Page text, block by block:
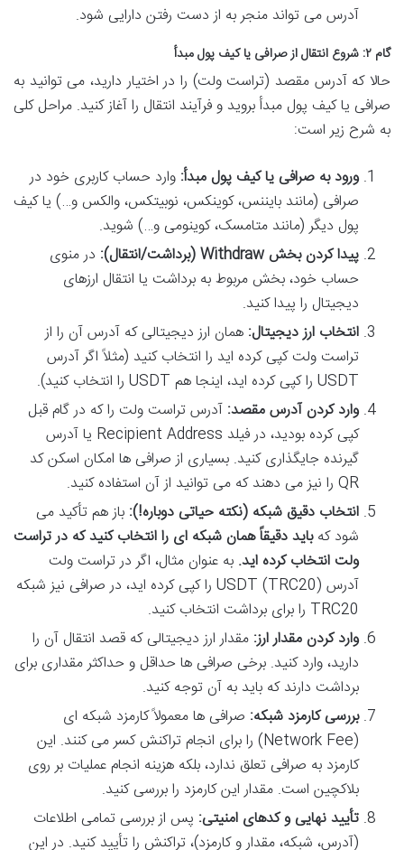
آدرس می تواند منجر به از دست رفتن دارایی شود.
گام ۲: شروع انتقال از صرافی یا کیف پول مبدأ
حالا که آدرس مقصد (تراست ولت) را در اختیار دارید، می توانید به
صرافی یا کیف پول مبدأ بروید و فرآیند انتقال را آغاز کنید. مراحل کلی
به شرح زیر است:
ورود به صرافی یا کیف پول مبدأ: وارد حساب کاربری خود در
صرافی (مانند بایننس، کوینکس، نوبیتکس، والکس و…) یا کیف
پول دیگر (مانند متامسک، کوینومی و…) شوید.
پیدا کردن بخش Withdraw (برداشت/انتقال):
در منوی
حساب خود، بخش مربوط به برداشت یا انتقال ارزهای
دیجیتال را پیدا کنید.
انتخاب ارز دیجیتال: همان ارز دیجیتالی که آدرس آن را از
تراست ولت کپی کرده اید را انتخاب کنید (مثلاً اگر آدرس
USDT را کپی کرده اید، اینجا هم USDT را انتخاب کنید).
وارد کردن آدرس مقصد: آدرس تراست ولت را که در گام قبل
کپی کرده بودید، در فیلد Recipient Address یا آدرس
گیرنده جایگذاری کنید. بسیاری از صرافی ها امکان اسکن کد
QR را نیز می دهند که می توانید از آن استفاده کنید.
انتخاب دقیق شبکه (نکته حیاتی دوباره!): باز هم تأکید می
شود کهباید دقیقاً همان شبکه ای را انتخاب کنید که در تراست
ولت انتخاب کرده اید. به عنوان مثال، اگر در تراست ولت
آدرس USDT (TRC20) را کپی کرده اید، در صرافی نیز شبکه
TRC20 را برای برداشت انتخاب کنید.
وارد کردن مقدار ارز: مقدار ارز دیجیتالی که قصد انتقال آن را
دارید، وارد کنید. برخی صرافی ها حداقل و حداکثر مقداری برای
برداشت دارند که باید به آن توجه کنید.
بررسی کارمزد شبکه: صرافی ها معمولاً کارمزد شبکه ای
(Network Fee) را برای انجام تراکنش کسر می کنند. این
کارمزد به صرافی تعلق ندارد، بلکه هزینه انجام عملیات بر روی
بلاکچین است. مقدار این کارمزد را بررسی کنید.
تأیید نهایی و کدهای امنیتی: پس از بررسی تمامی اطلاعات
(آدرس، شبکه، مقدار و کارمزد)، تراکنش را تأیید کنید. در این